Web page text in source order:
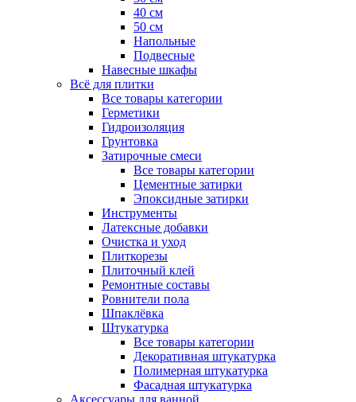
40 см
50 см
Напольные
Подвесные
Навесные шкафы
Всё для плитки
Все товары категории
Герметики
Гидроизоляция
Грунтовка
Затирочные смеси
Все товары категории
Цементные затирки
Эпоксидные затирки
Инструменты
Латексные добавки
Очистка и уход
Плиткорезы
Плиточный клей
Ремонтные составы
Ровнители пола
Шпаклёвка
Штукатурка
Все товары категории
Декоративная штукатурка
Полимерная штукатурка
Фасадная штукатурка
Аксессуары для ванной